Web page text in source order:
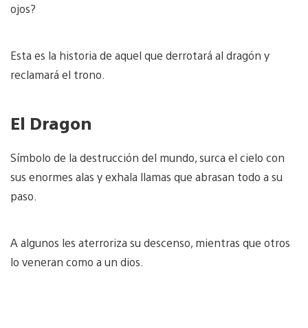
ojos?
Esta es la historia de aquel que derrotará al dragón y
reclamará el trono.
El Dragon
Símbolo de la destrucción del mundo, surca el cielo con
sus enormes alas y exhala llamas que abrasan todo a su
paso.
A algunos les aterroriza su descenso, mientras que otros
lo veneran como a un dios.